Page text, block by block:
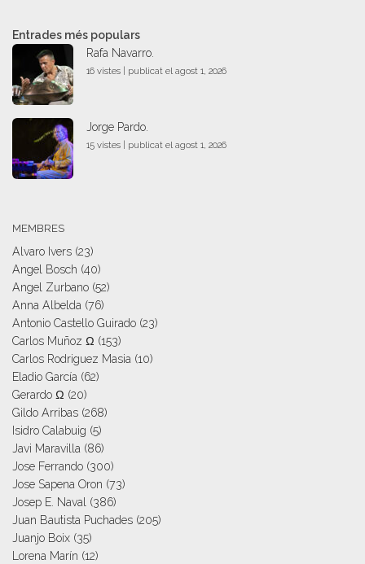
Entrades més populars
Rafa Navarro.
16 vistes publicat el agost 1, 2026
Jorge Pardo.
15 vistes publicat el agost 1, 2026
MEMBRES
Alvaro Ivers (23)
Angel Bosch (40)
Angel Zurbano (52)
Anna Albelda (76)
Antonio Castello Guirado (23)
Carlos Muñoz Ω (153)
Carlos Rodriguez Masia (10)
Eladio García (62)
Gerardo Ω (20)
Gildo Arribas (268)
Isidro Calabuig (5)
Javi Maravilla (86)
Jose Ferrando (300)
Jose Sapena Oron (73)
Josep E. Naval (386)
Juan Bautista Puchades (205)
Juanjo Boix (35)
Lorena Marín (12)